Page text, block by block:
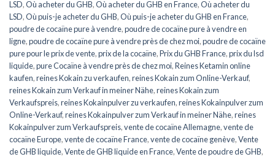
LSD,Où acheter du GHB,Où acheter du GHB en France,Où acheter du
LSD,Où puis-je acheter du GHB,Où puis-je acheter du GHB en France,
poudre de cocaïne pure à vendre,poudre de cocaïne pure à vendre en
ligne,poudre de cocaïne pure à vendre près de chez moi,poudre de cocaïne
pure pour le prix de vente,prix de la cocaïne,Prix du GHB France,prix du lsd
liquide,pure Cocaïne à vendre près de chez moi,Reines Ketamin online
kaufen,reines Kokain zu verkaufen,reines Kokain zum Online-Verkauf,
reines Kokain zum Verkauf in meiner Nähe,reines Kokain zum
Verkaufspreis,reines Kokainpulver zu verkaufen,reines Kokainpulver zum
Online-Verkauf,reines Kokainpulver zum Verkauf in meiner Nähe,reines
Kokainpulver zum Verkaufspreis,vente de cocaïne Allemagne,vente de
cocaïne Europe,vente de cocaïne France,vente de cocaïne genève,Vente
de GHB liquide,Vente de GHB liquide en France,Vente de poudre de GHB,